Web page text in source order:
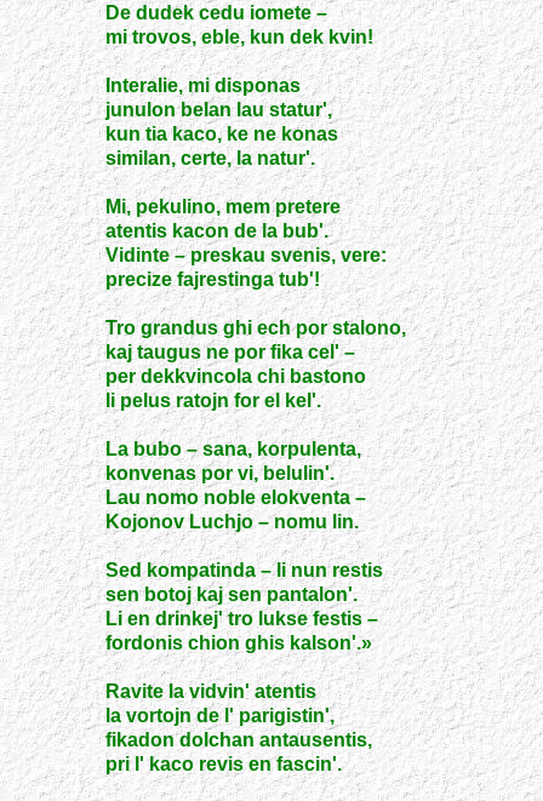
De dudek cedu iomete –
mi trovos, eble, kun dek kvin!
Interalie, mi disponas
junulon belan lau statur',
kun tia kaco, ke ne konas
similan, certe, la natur'.
Mi, pekulino, mem pretere
atentis kacon de la bub'.
Vidinte – preskau svenis, vere:
precize fajrestinga tub'!
Tro grandus ghi ech por stalono,
kaj taugus ne por fika cel' –
per dekkvincola chi bastono
li pelus ratojn for el kel'.
La bubo – sana, korpulenta,
konvenas por vi, belulin'.
Lau nomo noble elokventa –
Kojonov Luchjo – nomu lin.
Sed kompatinda – li nun restis
sen botoj kaj sen pantalon'.
Li en drinkej' tro lukse festis –
fordonis chion ghis kalson'.»
Ravite la vidvin' atentis
la vortojn de l' parigistin',
fikadon dolchan antausentis,
pri l' kaco revis en fascin'.